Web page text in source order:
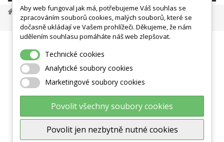
Vybavení Pro Sporty Stolní Tenis
Míčky, Pálky, Sítě
Pálka Stolní Tenis GD EDC7001
Zobrazit větší
Aby web fungoval jak má, potřebujeme Váš souhlas se
zpracováním souborů cookies, malých souborů, které se
dočasně ukládají ve Vašem prohlížeči. Děkujeme, že nám
udělením souhlasu pomáháte náš web zlepšovat.
Technické cookies
Analytické soubory cookies
Marketingové soubory cookies
Povolit všechny soubory cookies
Povolit jen nezbytně nutné cookies